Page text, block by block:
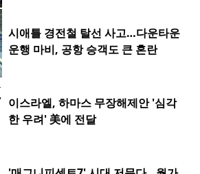
시애틀 경전철 탈선 사고…다운타운
운행 마비, 공항 승객도 큰 혼란
이스라엘, 하마스 무장해제안 '심각
한 우려' 美에 전달